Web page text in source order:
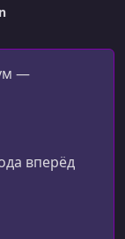
—
вперёд